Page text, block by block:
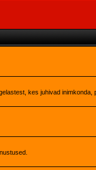
kes juhivad inimkonda,